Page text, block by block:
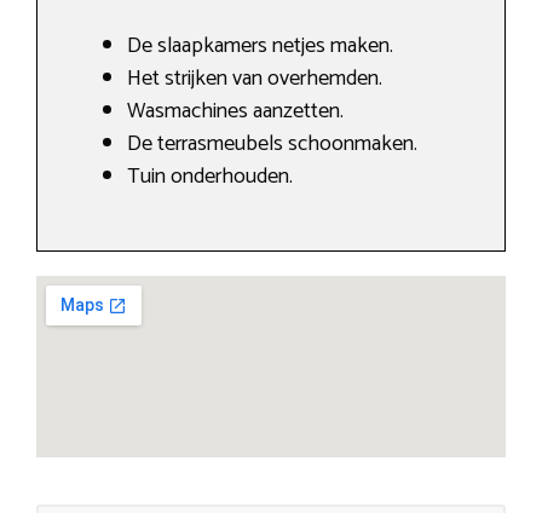
De slaapkamers netjes maken.
Het strijken van overhemden.
Wasmachines aanzetten.
De terrasmeubels schoonmaken.
Tuin onderhouden.